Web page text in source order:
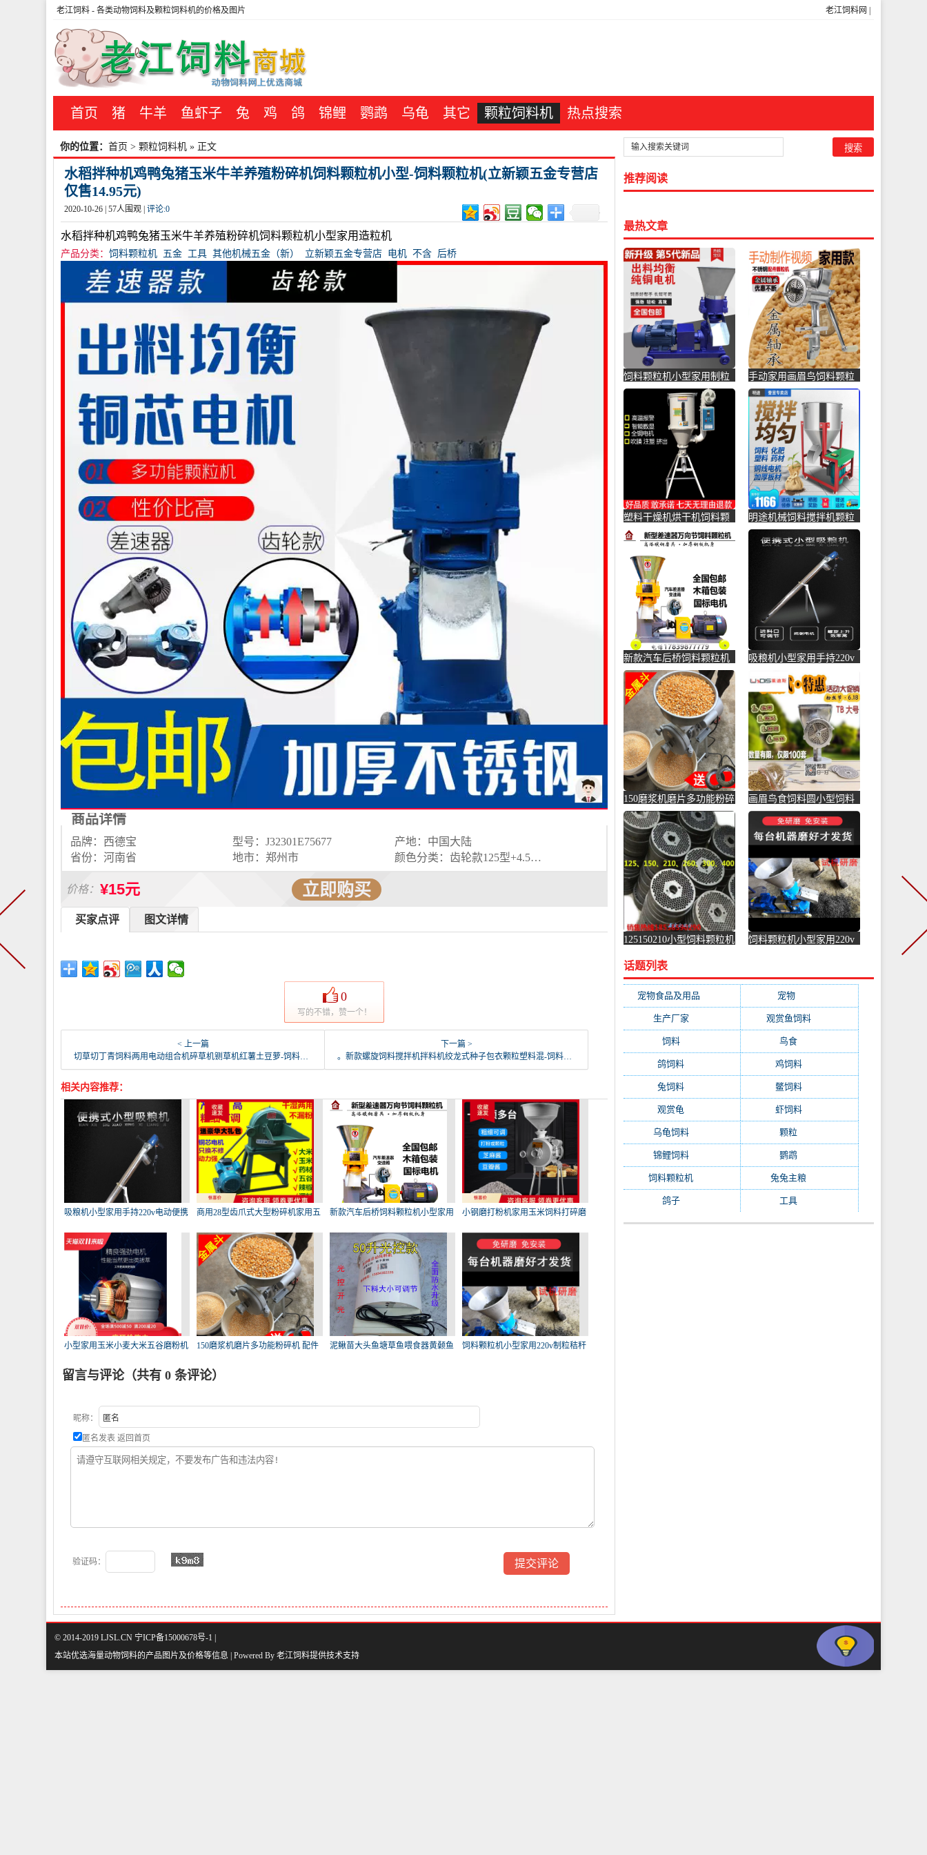
老江饲料网
老江饲料 - 各类动物饲料及颗粒饲料机的价格及图片
首页 猪 牛羊 鱼虾子 兔 鸡 鸽 锦鲤 鹦鹉 乌龟 其它 颗粒饲料机 热点搜索
你的位置： 首页 > 颗粒饲料机 » 正文
水稻拌种机鸡鸭兔猪玉米牛羊养殖粉碎机饲料颗粒机小型-饲料颗粒机(立新颖五金专营店
仅售14.95元)
2020-10-26 | 57人围观 | 评论:0
水稻拌种机鸡鸭兔猪玉米牛羊养殖粉碎机饲料颗粒机小型家用造粒机
产品分类： 饲料颗粒机 五金 工具 其他机械五金（新） 立新颖五金专营店 电机 不含 后桥
商品详情
品牌：西德宝 型号：J32301E75677
产地：中国大陆
省份：河南省
地市：郑州市 颜色分类：齿轮款125型+4.5kw电机（220V） 后桥款125型+4.5KW电机（220V） 齿轮款150型+4.5KW电机（220V） 后桥款150型+4.5KW电机（220V） 齿轮款160型+4.8KW电机（220V） 后桥款160型+4.8KW电机（220V） 齿轮款210型+7.5KW电机（380V） 后桥款210型+7.5电机（380V） 后桥款230型+11KW电机（380V） 齿轮款260型+15KW电机（380V） 后桥款260型+15KW电机（380V） 齿轮款125型不含电机 请注意不含电机 差速器款125型不含电机 请注意不含电机 齿轮款150型不含电机 请注意不含电机 差速器款150型不含电机 请注意不含电机 齿轮款160型不含电机 请注意不含电机 差速器款160型不含电机 请注意不含电机 齿轮款210型不含电机 请注意不含电机 差速器款210型不含电机 请注意不含电机 差速器款230型不含电机 请注意不含电机 齿轮款260型不含电机 请注意不含电机 差速器款260型不含电机 请注意不含电机 125型-160型如需380V请备注 先领优惠卷再下单
价格： ¥15元 立即购买
图文详情
买家点评
0
写的不错，赞一个！
< 上一篇
切草切丁青饲料两用电动组合机碎草机铡草机红薯土豆萝-饲料颗粒机(玫凯照明旗舰店仅售450.58元)
下一篇 >
。新款螺旋饲料搅拌机拌料机绞龙式种子包衣颗粒塑料混-饲料颗粒机(圣莫丽斯旗舰店仅售1272元)
相关内容推荐：
吸粮机小型家用手持220v电动便携
式
商用28型齿爪式大型粉碎机家用五
谷
新款汽车后桥饲料颗粒机小型家用
颗
小钢磨打粉机家用玉米饲料打碎磨
粉
小型家用玉米小麦大米五谷磨粉机
150磨浆机磨片多功能粉碎机 配件
泥鳅苗大头鱼塘草鱼喂食器黄颡鱼
饲料颗粒机小型家用220v制粒秸秆
留言与评论（共有 0 条评论）
昵称：
匿名发表 返回首页
验证码：
推荐阅读
最热文章
饲料颗粒机小型家用制粒
机鸡鸭鱼兔牛羊猪养殖设
备家畜-饲料颗粒机(安捷
顺徽九专卖店仅售1397.09
元)
手动家用画眉鸟饲料颗粒
机自制鱼饵鹦鹉狗粮手摇
养殖设-饲料颗粒机(亮飞
五金专营店仅售37.32元)
塑料干燥机烘干机饲料颗
粒机狗粮猫粮制作机器饲
料机拌-饲料颗粒机(中羽
五金专营店仅售738.4元)
明途机械饲料搅拌机颗粒
塑料混合混色机小型家用
养殖场-饲料颗粒机(明途
机械誊昱专卖店仅售1166
新款汽车后桥饲料颗粒机
小型家用颗粒机畜牧养殖
鸡猪牛-饲料颗粒机(千惠
美承福专卖店特价区仅售
1495.5元)
吸粮机小型家用手持220v
电动便携式饲料颗粒玉米
小-饲料颗粒机(佳珠旗舰
店仅售700元)
150磨浆机磨片多功能粉碎
机 配件饲料颗粒打粉机
家-饲料颗粒机(纽普顿旗
舰店仅售453.5元)
画眉鸟食饲料圆小型饲料
粿加工粒机颗粒机养殖设
备家用-饲料颗粒机(帝隆
卫浴旗舰店特价区仅售
125150210小型饲料颗粒机
颗粒机(simtone旗舰店仅售
173.8元)
饲料颗粒机小型家用220v
专营店仅售1590元)
话题列表
宠物食品及用品 宠物(1231)
生产厂家 观赏鱼饲料(358)
饲料(281) 鸟食
鸽饲料 鸡饲料(158)
兔饲料 鳖饲料(153)
观赏龟 虾饲料(146)
乌龟饲料(143) 颗粒
锦鲤饲料(132) 鹦鹉
饲料颗粒机 兔兔主粮
鸽子(108) 工具
© 2014-2019 LJSL.CN 宁ICP备15000678号-1 |
本站优选海量动物饲料的产品图片及价格等信息 | Powered By 老江饲料提供技术支持